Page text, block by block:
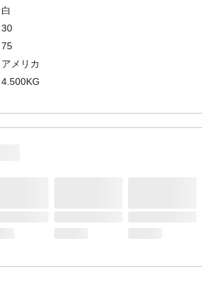
白
30
75
アメリカ
4.500KG
粘着剤:ゴム系